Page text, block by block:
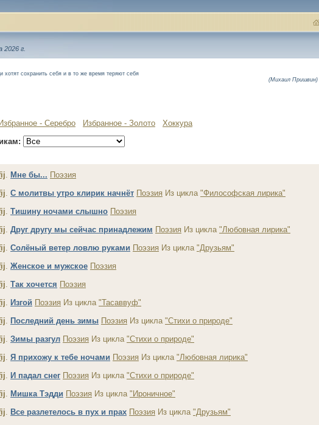
2026 г.
хотят сохранить себя и в то же время теряют себя
(Михаил Пришвин)
Избранное - Серебро Избранное - Золото
Хоккура
. Мне бы... Поэзия
. С молитвы утро клирик начнёт Поэзия Из цикла "Философская лирика"
. Тишину ночами слышно Поэзия
. Друг другу мы сейчас принадлежим Поэзия Из цикла "Любовная лирика"
. Солёный ветер ловлю руками Поэзия Из цикла "Друзьям"
. Женское и мужское Поэзия
. Так хочется Поэзия
. Изгой Поэзия Из цикла "Тасаввуф"
. Последний день зимы Поэзия Из цикла "Стихи о природе"
. Зимы разгул Поэзия Из цикла "Стихи о природе"
. Я прихожу к тебе ночами Поэзия Из цикла "Любовная лирика"
. И падал снег Поэзия Из цикла "Стихи о природе"
. Мишка Тэдди Поэзия Из цикла "Ироничное"
. Все разлетелось в пух и прах Поэзия Из цикла "Друзьям"